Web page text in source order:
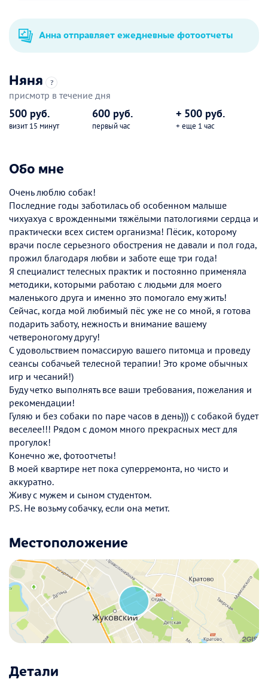
Анна отправляет ежедневные фотоотчеты
Няня ?
присмотр в течение дня
500 руб.
визит 15 минут
600 руб.
первый час
+ 500 руб.
+ еще 1 час
Обо мне
Очень люблю собак!
Последние годы заботилась об особенном малыше
чихуахуа с врожденными тяжёлыми патологиями сердца и
практически всех систем организма! Пёсик, которому
врачи после серьезного обострения не давали и пол года,
прожил благодаря любви и заботе еще три года!
Я специалист телесных практик и постоянно применяла
методики, которыми работаю с людьми для моего
маленького друга и именно это помогало ему жить!
Сейчас, когда мой любимый пёс уже не со мной, я готова
подарить заботу, нежность и внимание вашему
четвероногому другу!
С удовольствием помассирую вашего питомца и проведу
сеансы собачьей телесной терапии! Это кроме обычных
игр и чесаний!)
Буду четко выполнять все ваши требования, пожелания и
рекомендации!
Гуляю и без собаки по паре часов в день))) с собакой будет
веселее!!! Рядом с домом много прекрасных мест для
прогулок!
Конечно же, фотоотчеты!
В моей квартире нет пока суперремонта, но чисто и
аккуратно.
Живу с мужем и сыном студентом.
P.S. Не возьму собачку, если она метит.
Местоположение
Детали